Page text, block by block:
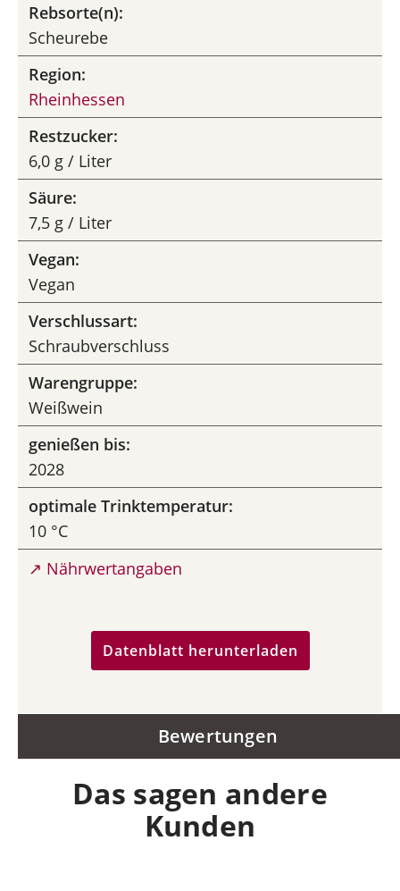
Rebsorte(n):
Scheurebe
Region:
Rheinhessen
Restzucker:
6,0 g / Liter
Säure:
7,5 g / Liter
Vegan:
Vegan
Verschlussart:
Schraubverschluss
Warengruppe:
Weißwein
genießen bis:
2028
optimale Trinktemperatur:
10 °C
↗ Nährwertangaben
Datenblatt herunterladen
Bewertungen
Das sagen andere
Kunden